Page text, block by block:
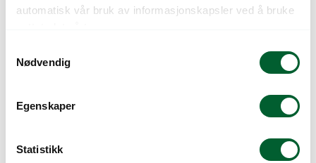
automatisk vår bruk av informasjonskapsler ved å bruke
Nødvendig
Egenskaper
Statistikk
BEGONIA MOCCA
BEGONIA ROYAL